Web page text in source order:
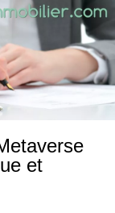
et